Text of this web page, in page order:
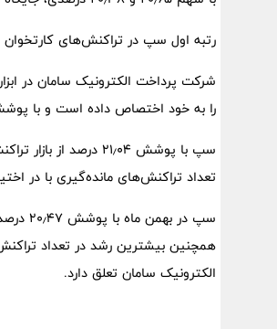
رتبه اول سپ در تراکنش‌های
شرکت پرداخت الکترونیک سامان در
را به خود اختصاص داده است و با پوشش ۲۰٫۹۲ درصد از تعداد این تراکنش‌ها در بهمن ماه، بالاترین سهم را در اختیار
سپ با پوشش ۲۱٫۰۴
تعداد تراکنش‌های مانده‌گیری با در اختیار داشتن ۱۷٫۴۹ درصد تراکنش‌ها،
سپ
الکترونیک سامان تعلق دارد.